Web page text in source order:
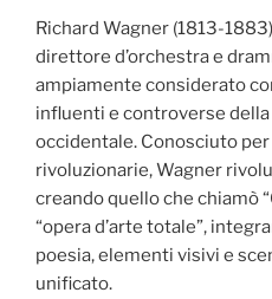
Richard Wagner (1813-
direttore d’orchestra e
ampiamente considerato
influenti e controverse
occidentale. Conosciuto
rivoluzionarie, Wagner
creando quello che chiamò
“opera d’arte totale”,
poesia, elementi visivi e
unificato.